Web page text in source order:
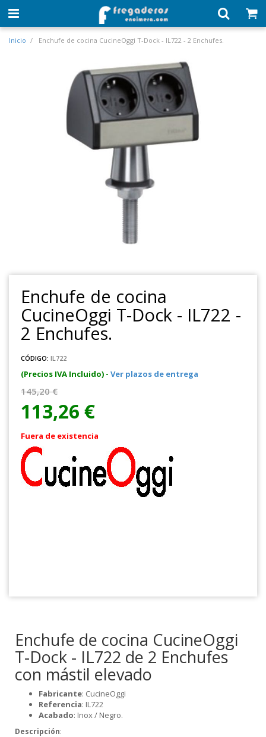
Inicio Enchufe de cocina CucineOggi T-Dock - IL722 - 2 Enchufes.
Enchufe de cocina
CucineOggi T-Dock - IL722 -
2 Enchufes.
CÓDIGO: IL722
(Precios IVA Incluido) - Ver plazos de entrega
145,20 €
113,26 €
Fuera de existencia
Enchufe de cocina CucineOggi
T-Dock - IL722 de 2 Enchufes
con mástil elevado
Fabricante: CucineOggi
Referencia: IL722
Acabado: Inox / Negro.
Descripción: